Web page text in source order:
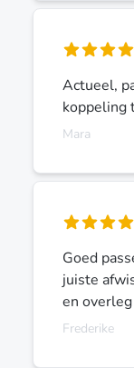
Actueel,
koppeling
Mara
Goed
juiste
en
Frederike